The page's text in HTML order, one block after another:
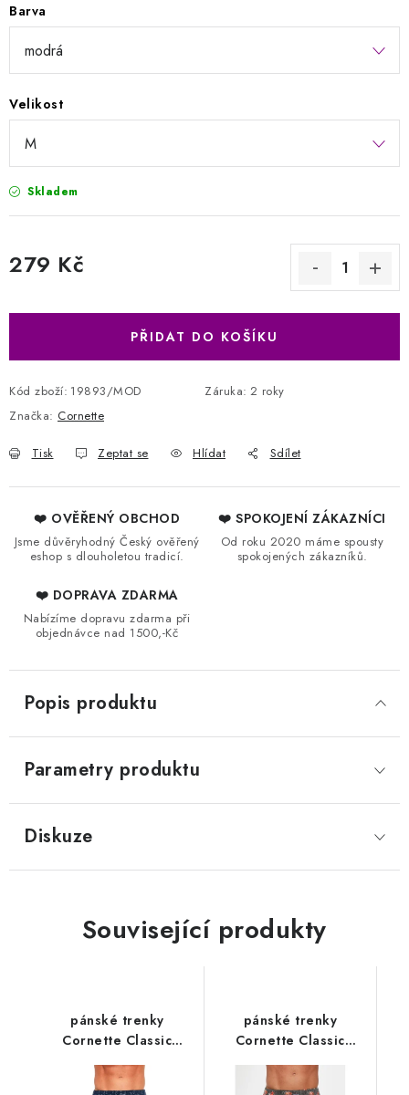
Barva
Velikost
Skladem
279 Kč
PŘIDAT DO KOŠÍKU
Kód zboží: 19893/MOD Záruka: 2 roky
Značka: Cornette
Tisk Zeptat se Hlídat Sdílet
❤️ OVĚŘENÝ OBCHOD
Jsme důvěryhodný Český ověřený
eshop s dlouholetou tradicí.
❤️ SPOKOJENÍ ZÁKAZNÍCI
Od roku 2020 máme spousty
spokojených zákazníků.
❤️ DOPRAVA ZDARMA
Nabízíme dopravu zdarma při
objednávce nad 1500,-Kč
Popis produktu
Parametry produktu
Diskuze
Související produkty
pánské trenky
Cornette Classic
001/155
pánské trenky
Cornette Classic
001/143